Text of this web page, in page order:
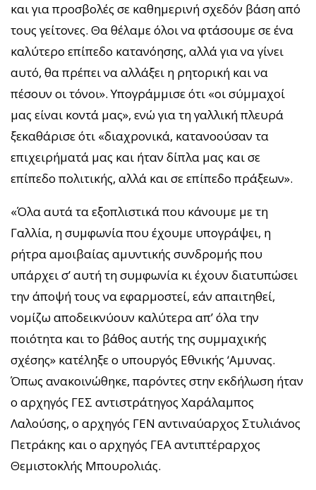
και για προσβολές σε καθημερινή σχεδόν βάση από
τους γείτονες. Θα θέλαμε όλοι να φτάσουμε σε ένα
καλύτερο επίπεδο κατανόησης, αλλά για να γίνει
αυτό, θα πρέπει να αλλάξει η ρητορική και να
πέσουν οι τόνοι». Υπογράμμισε ότι «οι σύμμαχοί
μας είναι κοντά μας», ενώ για τη γαλλική πλευρά
ξεκαθάρισε ότι «διαχρονικά, κατανοούσαν τα
επιχειρήματά μας και ήταν δίπλα μας και σε
επίπεδο πολιτικής, αλλά και σε επίπεδο πράξεων».
«Όλα αυτά τα εξοπλιστικά που κάνουμε με τη
Γαλλία, η συμφωνία που έχουμε υπογράψει, η
ρήτρα αμοιβαίας αμυντικής συνδρομής που
υπάρχει σ’ αυτή τη συμφωνία κι έχουν διατυπώσει
την άποψή τους να εφαρμοστεί, εάν απαιτηθεί,
νομίζω αποδεικνύουν καλύτερα απ’ όλα την
ποιότητα και το βάθος αυτής της συμμαχικής
σχέσης» κατέληξε ο υπουργός Εθνικής ‘Αμυνας.
Όπως ανακοινώθηκε, παρόντες στην εκδήλωση ήταν
ο αρχηγός ΓΕΣ αντιστράτηγος Χαράλαμπος
Λαλούσης, ο αρχηγός ΓΕΝ αντιναύαρχος Στυλιάνος
Πετράκης και ο αρχηγός ΓΕΑ αντιπτέραρχος
Θεμιστοκλής Μπουρολιάς.